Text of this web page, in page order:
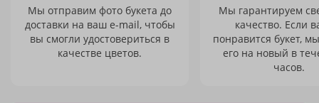
Мы отправим фото букета до
доставки на ваш e-mail, чтобы
вы смогли удостовериться в
качестве цветов.
Мы гарантируем
качество. Если
понравится букет,
его на новый в
часов.